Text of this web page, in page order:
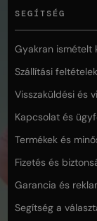
SEGÍTSÉG
Gyakran ismételt
Szállítási feltételek
Visszaküldési és
Kapcsolat és
Termékek és
Fizetés és
Garancia és
Segítség a